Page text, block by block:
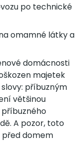
po technické
omamné látky a
domácnosti
majetek
příbuzným
většinou
příbuzného
A pozor, toto
před domem